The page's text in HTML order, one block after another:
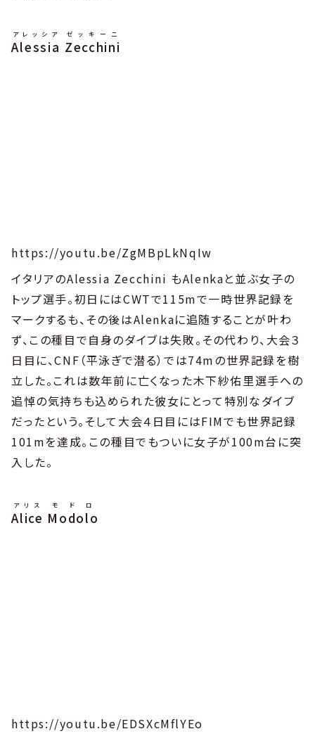
Alessia
アレッシア
Zecchini
ゼッキーニ
https://youtu.be/ZgMBpLkNqIw
イタリアのAlessia Zecchini もAlenkaと並ぶ女子の
トップ選手。初日にはCWTで115mで一時世界記録を
マークするも、その後はAlenkaに追随することが叶わ
ず、この種目で自身のダイブは失敗。その代わり、大会３
日目に、CNF（平泳ぎで潜る）では74mの世界記録を樹
立した。これは数年前に亡くなった木下紗佑里選手への
追悼の気持ちも込められた彼女にとって特別なダイブ
だったという。そして大会４日目にはFIMでも世界記録
101mを達成。この種目でもついに女子が100m台に突
入した。
Alice
アリス
Modolo
モドロ
https://youtu.be/EDSXcMflYEo